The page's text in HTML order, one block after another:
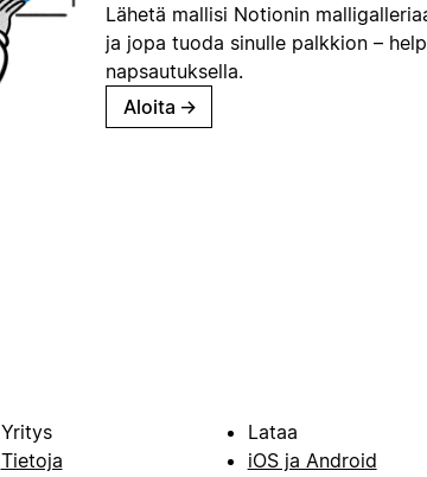
Lähetä mallisi Notionin
ja jopa tuoda sinulle palkkion –
napsautuksella.
Aloita →
Yritys
Tietoja
Lataa
iOS ja Android